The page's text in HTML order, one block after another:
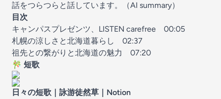
話をつらつらと話しています。（AI summary）
目次
キャンパスプレゼンツ、LISTEN carefree
00:05
札幌の涼しさと北海道暮らし
02:37
祖先との繋がりと北海道の魅力
07:20
🎋 短歌
日々の短歌｜ 詠游徒然草 ｜Notion